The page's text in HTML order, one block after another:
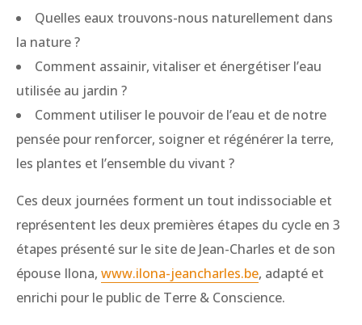
Quelles eaux trouvons-nous naturellement dans
la nature ?
Comment assainir, vitaliser et énergétiser l’eau
utilisée au jardin ?
Comment utiliser le pouvoir de l’eau et de notre
pensée pour renforcer, soigner et régénérer la terre,
les plantes et l’ensemble du vivant ?
Ces deux journées forment un tout indissociable et
représentent les deux premières étapes du cycle en 3
étapes présenté sur le site de Jean-Charles et de son
épouse Ilona, www.ilona-jeancharles.be, adapté et
enrichi pour le public de Terre & Conscience.